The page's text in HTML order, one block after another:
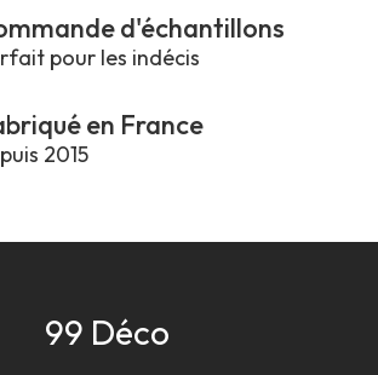
d'échantillons
pour les indécis
en France
2015
99 Déco